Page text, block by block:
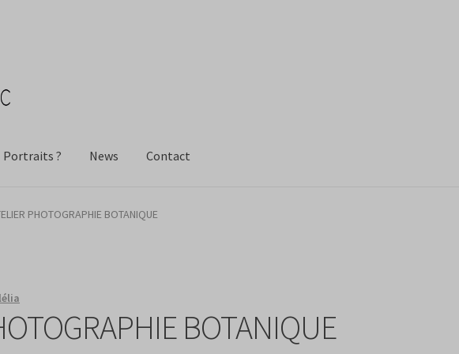
Portraits ? News Contact
PHOTOGRAPHIE BOTANIQUE
BOTANIQUE